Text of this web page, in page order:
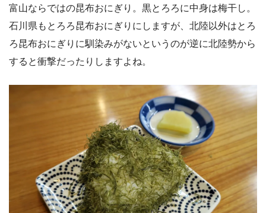
富山ならではの昆布おにぎり。黒とろろに中身は梅干し。
石川県もとろろ昆布おにぎりにしますが、北陸以外はとろ
ろ昆布おにぎりに馴染みがないというのが逆に北陸勢から
すると衝撃だったりしますよね。